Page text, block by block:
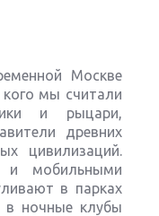
Москве
мы считали
и рыцари,
древних
цивилизаций.
и мобильными
в парках
в ночные клубы